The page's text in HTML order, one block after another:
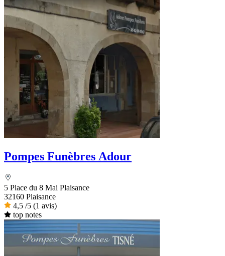
Pompes Funèbres Adour
5 Place du 8 Mai Plaisance
32160 Plaisance
4,5 /5 (1 avis)
top notes